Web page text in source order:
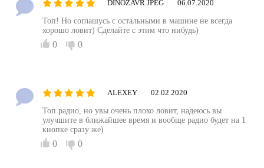
DINOZAVR.JPEG 06.07.2020
Топ! Но соглашусь с остальными в машине не всегда
хорошо ловит) Сделайте с этим что нибудь)
0 0
ALEXEY 02.02.2020
Топ радио, но увы очень плохо ловит, надеюсь вы
улучшите в ближайшее время и вообще радио будет на 1
кнопке сразу же)
0 0